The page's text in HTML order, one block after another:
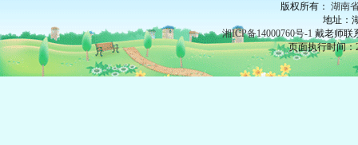
版权所有： 湖南
地址：
湘ICP备14000760号-1 戴老师联
页面执行时间